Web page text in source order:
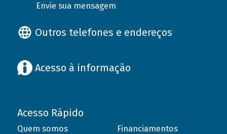
Envie sua mensagem
Outros telefones e endereços
Acesso à informação
Acesso Rápido
Quem somos
Financiamentos